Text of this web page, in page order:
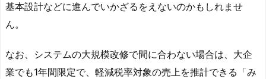
基本設計などに進んでいかざるをえないのかもしれませ
ん。
なお、システムの大規模改修で間に合わない場合は、大企
業でも1年間限定で、軽減税率対象の売上を推計できる「み